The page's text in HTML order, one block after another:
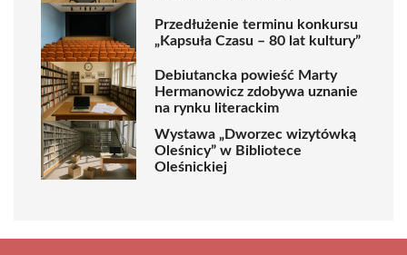
Przedłużenie terminu konkursu
„Kapsuła Czasu – 80 lat kultury”
Debiutancka powieść Marty
Hermanowicz zdobywa uznanie
na rynku literackim
Wystawa „Dworzec wizytówką
Oleśnicy” w Bibliotece
Oleśnickiej